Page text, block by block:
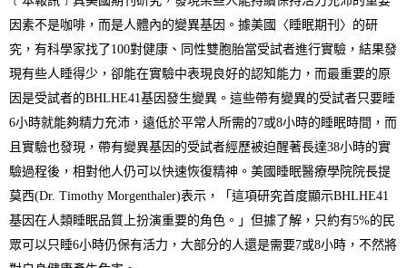
因素不是咖啡，而是人體內的變異基因。 據美國〈睡眠期刊〉的研
究，有科學家找了100對健康、同性雙胞胎當受試者進行實驗，結果發
現有些人睡得少，卻能在實驗中表現良好的認知能力，而最重要的原
因是受試者的BHLHE41基因發生變異。這些帶有變異的受試者只要睡
6小時就能夠精力充沛，遠低於平常人所需的7或8小時的睡眠時間，而
且實驗也發現，帶有變異基因的受試者經歷被迫醒著長達38小時的實
驗過程後，相對他人仍可以快速恢復精神。 美國睡眠醫療學院院長提
莫西(Dr. Timothy Morgenthaler)表示，「這項研究首度顯示BHLHE41
基因在人類睡眠品質上扮演重要的角色。」但據了解，只約有5%的民
眾可以只睡6小時仍保有活力，大部分的人還是需要7或8小時，不然將